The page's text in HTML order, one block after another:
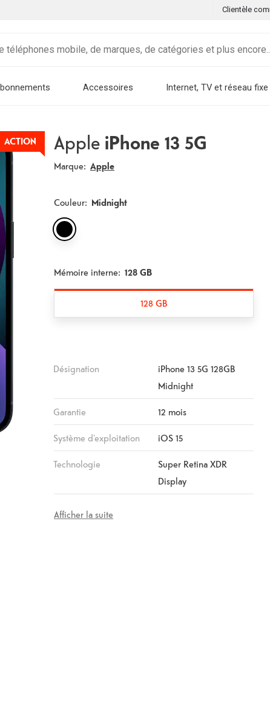
Clientèle
Accessoires Internet, TV et réseau fixe
ACTION Apple iPhone 13 5G
Marque: Apple
Couleur: Midnight
Mémoire interne: 128 GB
128 GB
Désignation
iPhone 13 5G 128GB
Midnight
Garantie 12 mois
Système d'exploitation iOS 15
Technologie
Super Retina XDR
Display
Afficher la suite